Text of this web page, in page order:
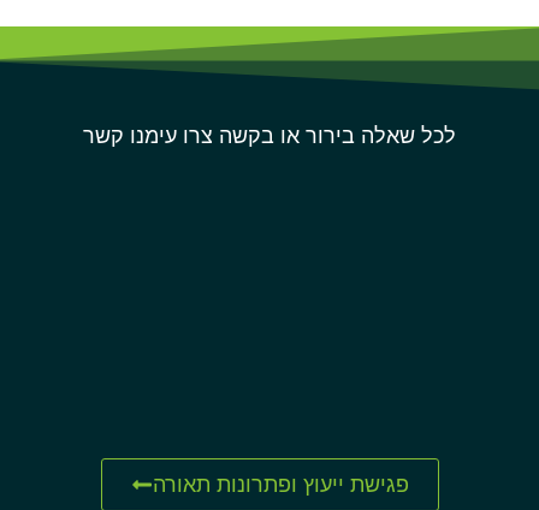
לכל שאלה בירור או בקשה צרו עימנו קשר
פגישת ייעוץ ופתרונות תאורה